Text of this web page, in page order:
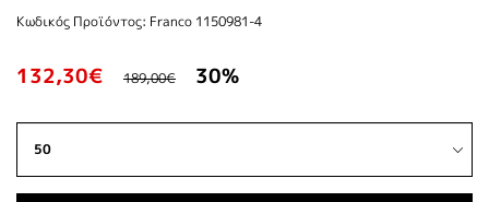
Κωδικός Προϊόντος: Franco 1150981-4
132,30€ 189,00€ 30%